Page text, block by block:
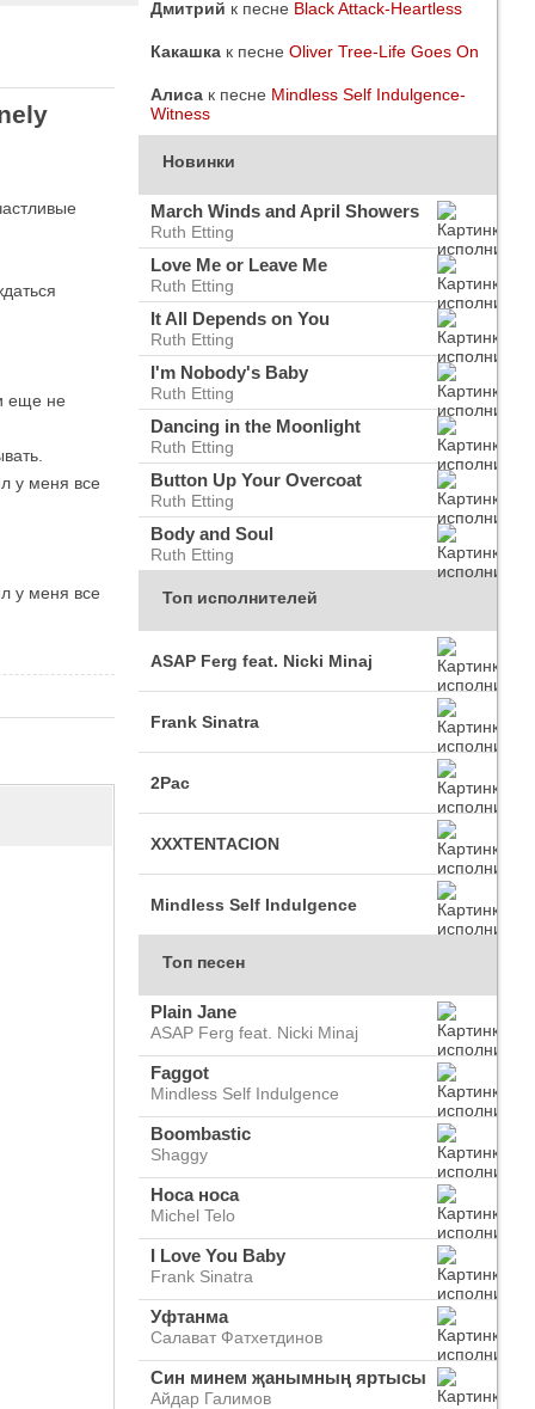
еще не
у меня все
у меня все
Дмитрий к песне Black Attack-Heartless
Какашка к песне Oliver Tree-Life Goes On
Алиса к песне Mindless Self Indulgence-
Witness
Новинки
March Winds and April Showers
Ruth Etting
Love Me or Leave Me
Ruth Etting
It All Depends on You
Ruth Etting
I'm Nobody's Baby
Ruth Etting
Dancing in the Moonlight
Ruth Etting
Button Up Your Overcoat
Ruth Etting
Body and Soul
Ruth Etting
Топ исполнителей
ASAP Ferg feat. Nicki Minaj
Frank Sinatra
2Pac
XXXTENTACION
Mindless Self Indulgence
Топ песен
Plain Jane
ASAP Ferg feat. Nicki Minaj
Faggot
Mindless Self Indulgence
Boombastic
Shaggy
Носа носа
Michel Telo
I Love You Baby
Frank Sinatra
Уфтанма
Салават Фатхетдинов
Син минем җанымның яртысы
Айдар Галимов